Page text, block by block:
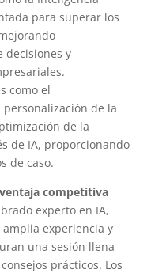
para superar los
decisiones y
como el
de la
de la
de IA, proporcionando
de caso.
competitiva
experto en IA,
experiencia y
una sesión llena
prácticos. Los